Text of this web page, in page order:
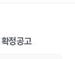
정 공고